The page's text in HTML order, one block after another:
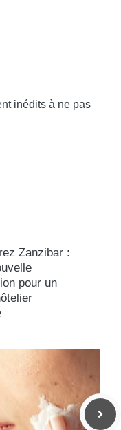
inédits à ne pas
Zanzibar :
pour un